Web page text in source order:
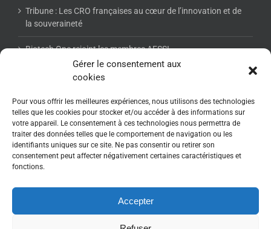
Gérer le consentement aux
cookies
Pour vous offrir les meilleures expériences, nous utilisons des technologies
telles que les cookies pour stocker et/ou accéder à des informations sur
votre appareil. Le consentement à ces technologies nous permettra de
traiter des données telles que le comportement de navigation ou les
identifiants uniques sur ce site. Ne pas consentir ou retirer son
consentement peut affecter négativement certaines caractéristiques et
fonctions.
Accepter
Tribune : Les CRO françaises au cœur de l’innovation et de
la souveraineté
Biotech One rejoint les membres AFSSI
NEWSLETTER AFSSI